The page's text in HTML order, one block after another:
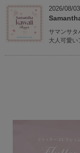
2026/08/03
サマンサタ
大人可愛い